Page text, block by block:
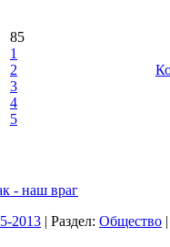
85
1
2
3
4
5
- наш враг
2013 | Раздел: Общество